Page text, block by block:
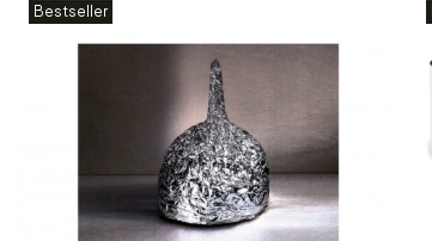
Bestseller